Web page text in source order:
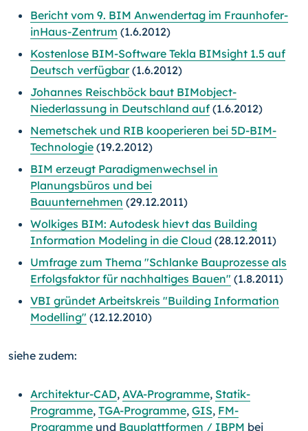
Bericht vom 9. BIM Anwendertag im Fraunhofer-
inHaus-Zentrum (1.6.2012)
Kostenlose BIM-Software Tekla BIMsight 1.5 auf
Deutsch verfügbar(1.6.2012)
Johannes Reischböck baut BIMobject-
Niederlassung in Deutschland auf (1.6.2012)
Nemetschek und RIB kooperieren bei 5D-BIM-
Technologie (19.2.2012)
BIM erzeugt Paradigmenwechsel in
Planungsbüros und bei
Bauunternehmen (29.12.2011)
Wolkiges BIM: Autodesk hievt das Building
Information Modeling in die Cloud (28.12.2011)
Umfrage zum Thema "Schlanke Bauprozesse als
Erfolgsfaktor für nachhaltiges Bauen" (1.8.2011)
VBI gründet Arbeitskreis "Building Information
Modelling" (12.12.2010)
siehe zudem:
Architektur-CAD, AVA-Programme, Statik-
Programme, TGA-Programme, GIS, FM-
Programme und Bauplattformen / IBPM bei